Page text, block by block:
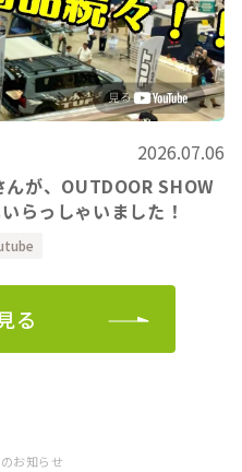
2026.07.06
、OUTDOOR SHOW
らっしゃいました！
る
お知らせ